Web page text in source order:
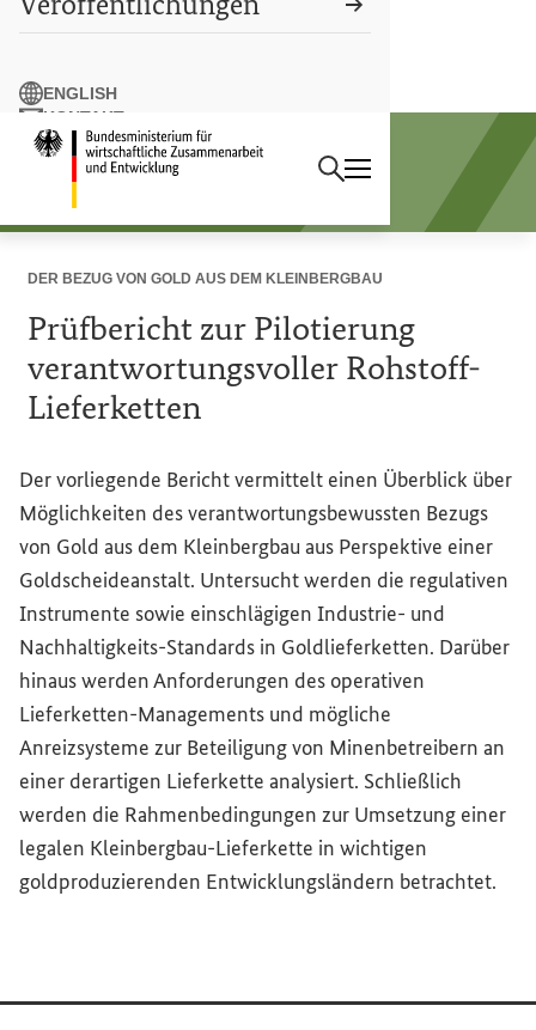
Startseite des
Suchbegriff
Suchen
ENGLISH
KONTAKT
LEICHTE SPRACHE
Sektorprogramm
Rohstoffe und Entwicklung
DER BEZUG VON GOLD AUS DEM KLEINBERGBAU
Prüfbericht zur Pilotierung
verantwortungsvoller Rohstoff-
Lieferketten
Der vorliegende Bericht vermittelt einen Überblick über
Möglichkeiten des verantwortungsbewussten Bezugs
von Gold aus dem Kleinbergbau aus Perspektive einer
Goldscheideanstalt. Untersucht werden die regulativen
Instrumente sowie einschlägigen Industrie- und
Nachhaltigkeits-Standards in Goldlieferketten. Darüber
hinaus werden Anforderungen des operativen
Lieferketten-Managements und mögliche
Anreizsysteme zur Beteiligung von Minenbetreibern an
einer derartigen Lieferkette analysiert. Schließlich
werden die Rahmenbedingungen zur Umsetzung einer
legalen Kleinbergbau-Lieferkette in wichtigen
goldproduzierenden Entwicklungsländern betrachtet.